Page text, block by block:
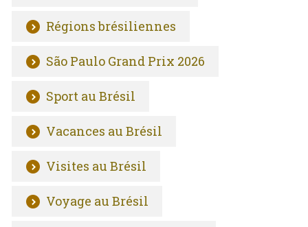
Régions brésiliennes
São Paulo Grand Prix 2026
Sport au Brésil
Vacances au Brésil
Visites au Brésil
Voyage au Brésil